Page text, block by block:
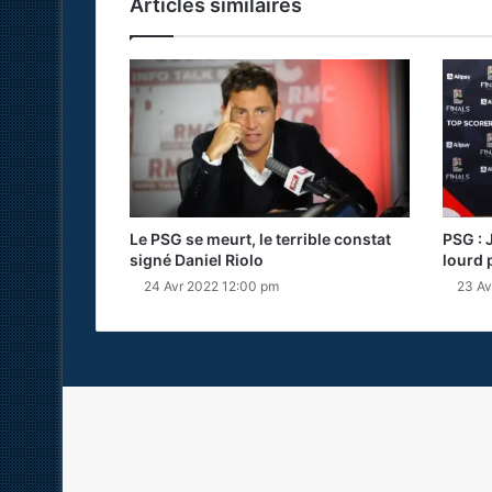
Articles similaires
Le PSG se meurt, le terrible constat
signé Daniel Riolo
24 Avr 2022 12:00 pm
PSG :
lourd
23